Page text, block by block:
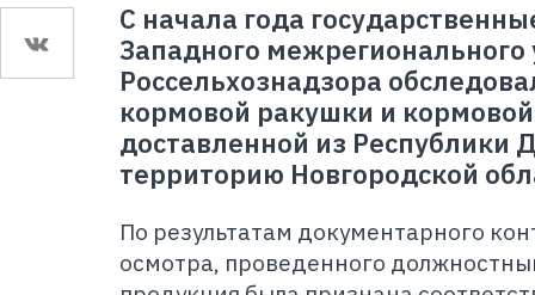
С начала года
Западного межрегионального
Россельхознадзора
кормовой ракушки и
доставленной из Республики
территорию Новгородской
По результатам документарного
осмотра, проведенного